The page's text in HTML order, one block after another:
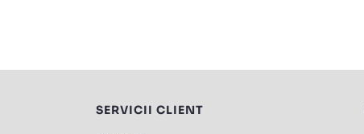
SERVICII CLIENT